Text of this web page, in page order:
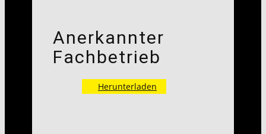
Anerkannter
Fachbetrieb
Herunterladen